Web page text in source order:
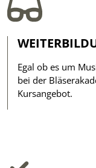
Egal ob es um
bei der
Kursangebot.